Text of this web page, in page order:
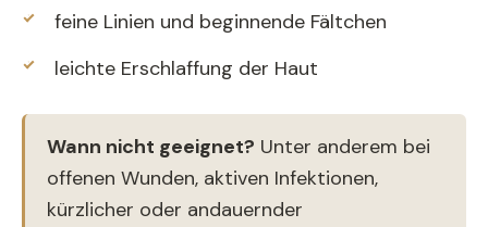
feine Linien und beginnende Fältchen
leichte Erschlaffung der Haut
Wann nicht geeignet? Unter anderem bei
offenen Wunden, aktiven Infektionen,
kürzlicher oder andauernder